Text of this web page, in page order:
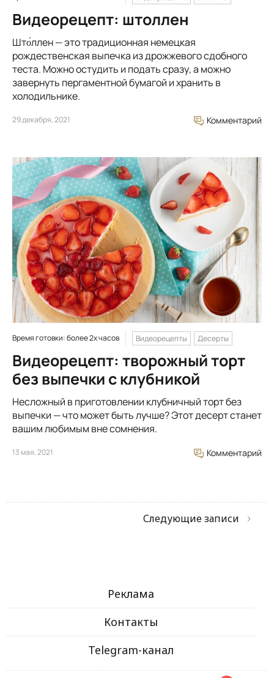
Видеорецепт: штоллен
Што́ллен — это традиционная немецкая
рождественская выпечка из дрожжевого сдобного
теста. Можно остудить и подать сразу, а можно
завернуть пергаментной бумагой и хранить в
холодильнике.
29 декабря, 2021 Комментарий
Время готовки: более 2х часов Видеорецепты Десерты
Видеорецепт: творожный торт
без выпечки с клубникой
Несложный в приготовлении клубничный торт без
выпечки — что может быть лучше? Этот десерт станет
вашим любимым вне сомнения.
13 мая, 2021 Комментарий
Следующие записи
Реклама
Контакты
Telegram-канал